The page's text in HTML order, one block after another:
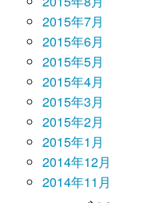
2015年7月
2015年6月
2015年5月
2015年4月
2015年3月
2015年2月
2015年1月
2014年12月
2014年11月